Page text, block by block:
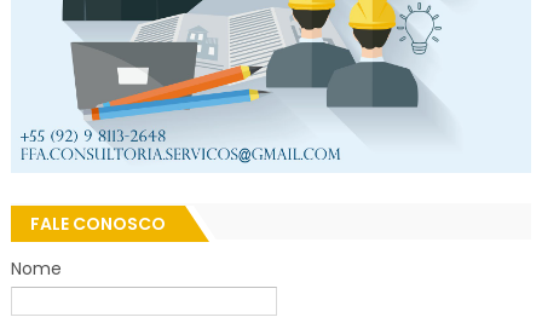
FALE CONOSCO
Nome